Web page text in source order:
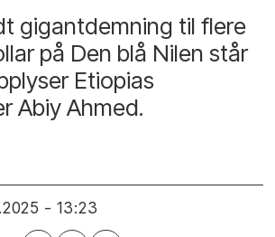
gigantdemning til flere
på Den blå Nilen står
Etiopias
Abiy Ahmed.
- 13:23